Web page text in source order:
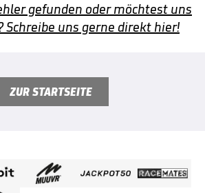
gefunden oder möchtest uns
Schreibe uns gerne direkt hier!
ZUR STARTSEITE